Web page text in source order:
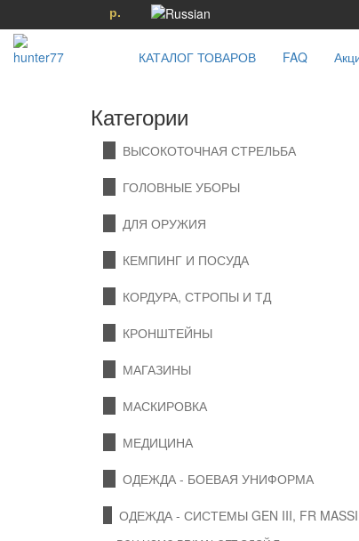
р.
КАТАЛОГ ТОВАРОВ FAQ
Категории
ВЫСОКОТОЧНАЯ СТРЕЛЬБА
ГОЛОВНЫЕ УБОРЫ
ДЛЯ ОРУЖИЯ
КЕМПИНГ И ПОСУДА
КОРДУРА, СТРОПЫ И ТД
КРОНШТЕЙНЫ
МАГАЗИНЫ
МАСКИРОВКА
МЕДИЦИНА
ОДЕЖДА - БОЕВАЯ УНИФОРМА
ОДЕЖДА - СИСТЕМЫ GEN III, FR